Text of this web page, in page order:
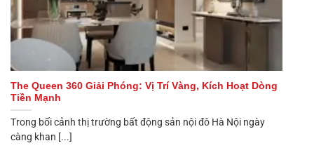
The Queen 360 Giải Phóng: Vị Trí Vàng, Kích Hoạt Dòng
Tiền Mạnh
Trong bối cảnh thị trường bất động sản nội đô Hà Nội ngày
càng khan [...]